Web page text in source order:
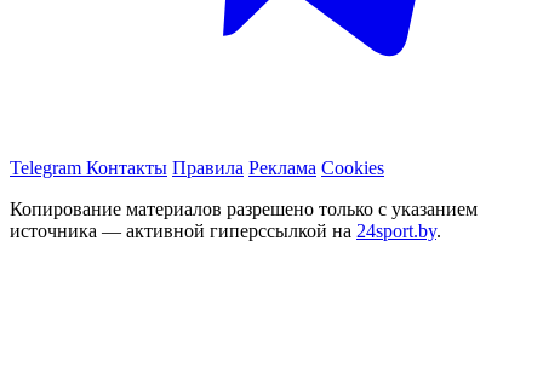
Telegram Контакты Правила Реклама Cookies
Копирование материалов разрешено только с указанием
источника — активной гиперссылкой на 24sport.by.